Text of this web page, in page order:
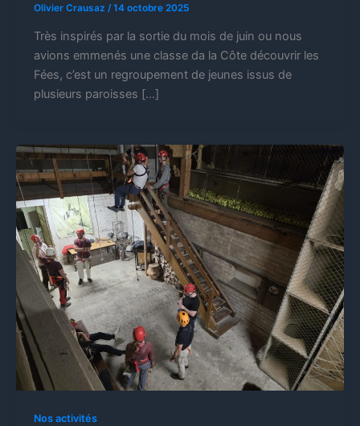
Olivier Crausaz /14 octobre 2025
Très inspirés par la sortie du mois de juin ou nous
avions emmenés une classe da la Côte découvrir les
Fées, c’est un regroupement de jeunes issus de
plusieurs paroisses […]
Nos activités